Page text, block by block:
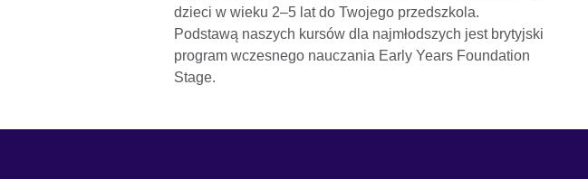
dzieci w wieku 2–5 lat do Twojego przedszkola.
Podstawą naszych kursów dla najmłodszych jest brytyjski
program wczesnego nauczania Early Years Foundation
Stage.